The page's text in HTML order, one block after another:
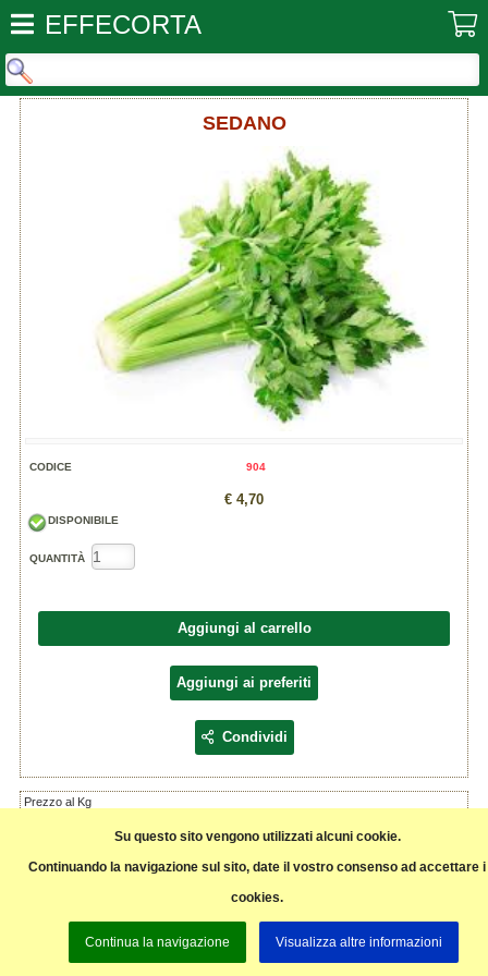
Su questo sito vengono utilizzati alcuni cookie.
Continuando la navigazione sul sito, date il vostro consenso ad accettare i
cookies.
Continua la navigazione Visualizza altre informazioni
EFFECORTA
SEDANO
CODICE 904
€ 4,70
DISPONIBILE
QUANTITÀ
Aggiungi al carrello
Aggiungi ai preferiti
Condividi
Prezzo al Kg
Coop Soc Areté, Torre Boldone, BG